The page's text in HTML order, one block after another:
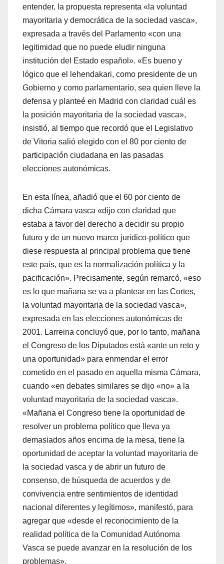
entender, la propuesta representa «la voluntad
mayoritaria y democrática de la sociedad vasca»,
expresada a través del Parlamento «con una
legitimidad que no puede eludir ninguna
institución del Estado español». «Es bueno y
lógico que el lehendakari, como presidente de un
Gobierno y como parlamentario, sea quien lleve la
defensa y planteé en Madrid con claridad cuál es
la posición mayoritaria de la sociedad vasca»,
insistió, al tiempo que recordó que el Legislativo
de Vitoria salió elegido con el 80 por ciento de
participación ciudadana en las pasadas
elecciones autonómicas.
En esta lí­nea, añadió que el 60 por ciento de
dicha Cámara vasca «dijo con claridad que
estaba a favor del derecho a decidir su propio
futuro y de un nuevo marco jurí­dico-polí­tico que
diese respuesta al principal problema que tiene
este paí­s, que es la normalización polí­tica y la
pacificación». Precisamente, según remarcó, «eso
es lo que mañana se va a plantear en las Cortes,
la voluntad mayoritaria de la sociedad vasca»,
expresada en las elecciones autonómicas de
2001. Larreina concluyó que, por lo tanto, mañana
el Congreso de los Diputados está «ante un reto y
una oportunidad» para enmendar el error
cometido en el pasado en aquella misma Cámara,
cuando «en debates similares se dijo «no» a la
voluntad mayoritaria de la sociedad vasca».
«Mañana el Congreso tiene la oportunidad de
resolver un problema polí­tico que lleva ya
demasiados años encima de la mesa, tiene la
oportunidad de aceptar la voluntad mayoritaria de
la sociedad vasca y de abrir un futuro de
consenso, de búsqueda de acuerdos y de
convivencia entre sentimientos de identidad
nacional diferentes y legí­timos», manifestó, para
agregar que «desde el reconocimiento de la
realidad polí­tica de la Comunidad Autónoma
Vasca se puede avanzar en la resolución de los
problemas».